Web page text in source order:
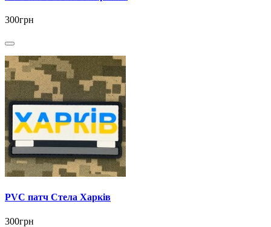
300грн
PVC патч Стела Харків
300грн